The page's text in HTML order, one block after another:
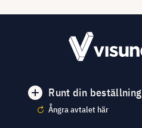
Runt din beställning
Ångra avtalet här